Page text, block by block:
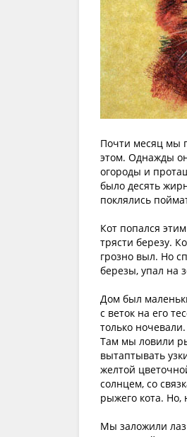
Почти месяц мы
этом. Однажды
огороды и
было десять
поклялись
Кот попался
трясти березу.
грозно выл. Но
березы, упал на
Дом был
с веток на его
только
Там мы ловили
вытаптывать
желтой
солнцем, со
рыжего кота. Но,
Мы заложили